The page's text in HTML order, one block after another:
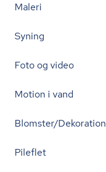
Maleri
Syning
Foto og video
Motion i vand
Blomster/Dekoration
Pileflet